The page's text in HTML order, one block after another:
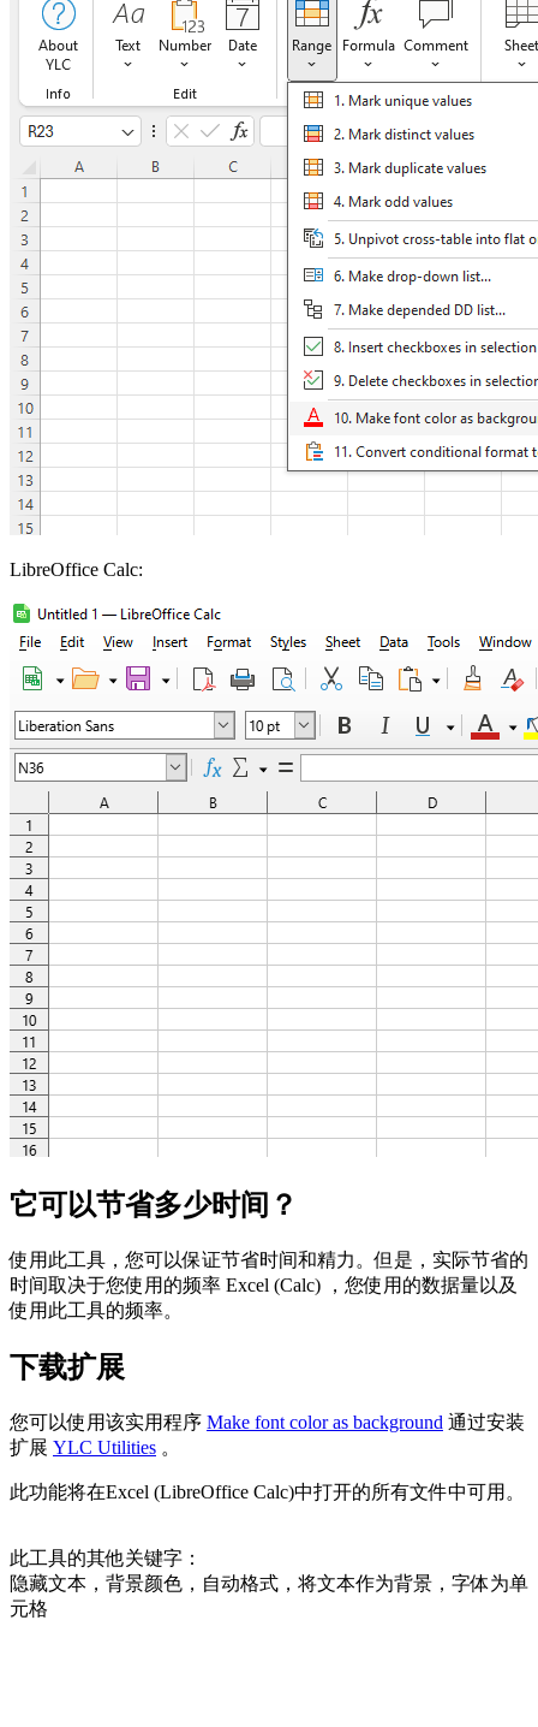
LibreOffice Calc:
它可以节省多少时间？
使用此工具，您可以保证节省时间和精力。但是，实际节省的
时间取决于您使用的频率 Excel (Calc) ，您使用的数据量以及
使用此工具的频率。
下载扩展
您可以使用该实用程序 Make font color as background 通过安装
扩展 YLC Utilities 。
此功能将在Excel (LibreOffice Calc)中打开的所有文件中可用。
此工具的其他关键字：
隐藏文本，背景颜色，自动格式，将文本作为背景，字体为单
元格